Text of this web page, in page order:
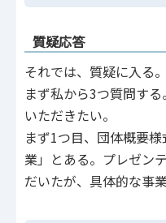
質疑応答
それでは、質疑に入る。
まず私から3つ質問す
いただきたい。
まず1つ目、団体概要
業」とある。プレゼン
だいたが、具体的な事